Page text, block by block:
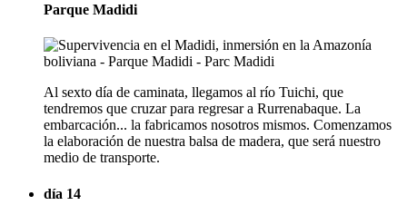
Parque Madidi
Al sexto día de caminata, llegamos al río Tuichi, que
tendremos que cruzar para regresar a Rurrenabaque. La
embarcación... la fabricamos nosotros mismos. Comenzamos
la elaboración de nuestra balsa de madera, que será nuestro
medio de transporte.
día 14